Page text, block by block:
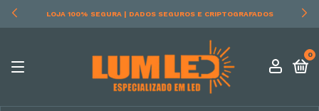
LOJA 100% SEGURA | DADOS SEGUROS E CRIPTOGRAFADOS
0